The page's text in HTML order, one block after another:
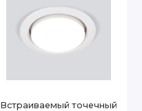
Встраиваемый точечный